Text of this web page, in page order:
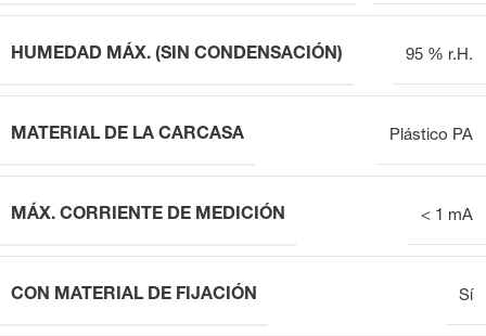
HUMEDAD MÁX. (SIN CONDENSACIÓN) 95 % r.H.
MATERIAL DE LA CARCASA Plástico PA
MÁX. CORRIENTE DE MEDICIÓN < 1 mA
CON MATERIAL DE FIJACIÓN Sí